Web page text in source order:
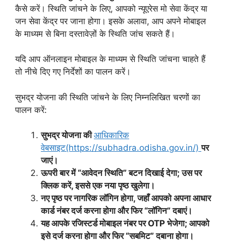
कैसे करें। स्थिति जांचने के लिए, आपको न्यूएरेस मो सेवा केंद्र या
जन सेवा केंद्र पर जाना होगा। इसके अलावा, आप अपने मोबाइल
के माध्यम से बिना दस्तावेज़ों के स्थिति जांच सकते हैं।
यदि आप ऑनलाइन मोबाइल के माध्यम से स्थिति जांचना चाहते हैं
तो नीचे दिए गए निर्देशों का पालन करें।
सुभद्र योजना की स्थिति जांचने के लिए निम्नलिखित चरणों का
पालन करें:
सुभद्र योजना कीआधिकारिक
वेबसाइट(https://subhadra.odisha.gov.in/)पर
जाएं।
ऊपरी बार में “आवेदन स्थिति” बटन दिखाई देगा; उस पर
क्लिक करें, इससे एक नया पृष्ठ खुलेगा।
नए पृष्ठ पर नागरिक लॉगिन होगा, जहाँ आपको अपना आधार
कार्ड नंबर दर्ज करना होगा और फिर “लॉगिन” दबाएं।
यह आपके रजिस्टर्ड मोबाइल नंबर पर OTP भेजेगा; आपको
इसे दर्ज करना होगा और फिर “सबमिट” दबाना होगा।